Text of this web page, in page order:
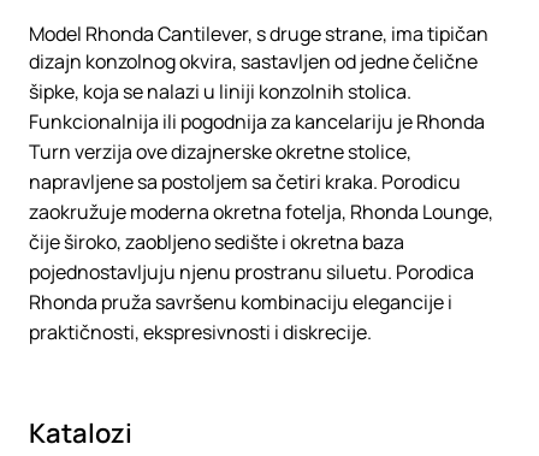
Model Rhonda Cantilever, s druge strane, ima tipičan
dizajn konzolnog okvira, sastavljen od jedne čelične
šipke, koja se nalazi u liniji konzolnih stolica.
Funkcionalnija ili pogodnija za kancelariju je Rhonda
Turn verzija ove dizajnerske okretne stolice,
napravljene sa postoljem sa četiri kraka. Porodicu
zaokružuje moderna okretna fotelja, Rhonda Lounge,
čije široko, zaobljeno sedište i okretna baza
pojednostavljuju njenu prostranu siluetu. Porodica
Rhonda pruža savršenu kombinaciju elegancije i
praktičnosti, ekspresivnosti i diskrecije.
Katalozi